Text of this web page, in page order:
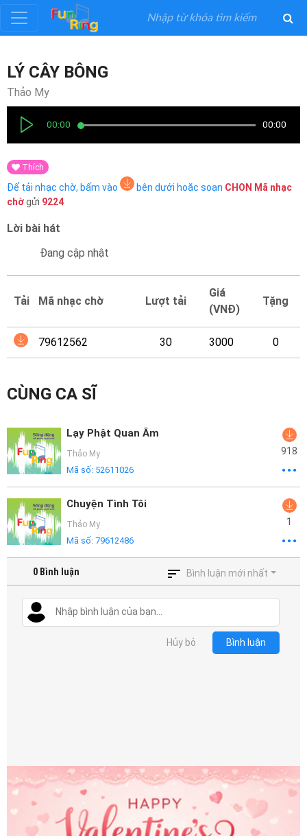
Đăng
ký
nhập
Thể
Loại
Nghệ
Mại
Hướng
Funring
Nghiệp
LÝ CÂY BÔNG
Thảo My
00:00 00:00
Thích
Để tải nhạc chờ, bấm vào bên dưới hoặc soạn CHON Mã nhạc
chờgửi 9224
Lời bài hát
Đang cập nhật
Tải Mã nhạc chờ Lượt tải
Giá
(VNĐ)
Tặng
79612562 30 3000 0
CÙNG CA SĨ
Lạy Phật Quan Âm
Thảo My
Mã số: 52611026
918
Chuyện Tình Tôi
Thảo My
Mã số: 79612486
1
0 Bình luận Bình luận mới nhất
Hủy bỏ Bình luận